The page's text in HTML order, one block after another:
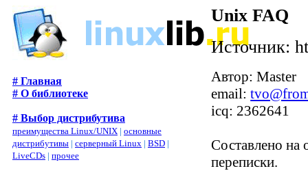
# Главная
# О библиотеке
# Выбор дистрибутива
преимущества Linux/UNIX | основные
дистрибутивы | серверный Linux | BSD |
LiveCDs | прочее
Unix FAQ
Источник:
Автор: Master
email:
icq: 2362641
Составлено на
переписки.